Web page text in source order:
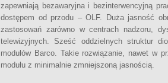
zapewniają bezawaryjna i bezinterwencyjną
dostępem od przodu – OLF. Duża jasność
zastosowań zarówno w centrach nadzoru,
telewizyjnych. Sześć oddzielnych struktur
modułów Barco. Takie rozwiązanie, nawet w
modułu z minimalnie zmniejszoną jasnością.